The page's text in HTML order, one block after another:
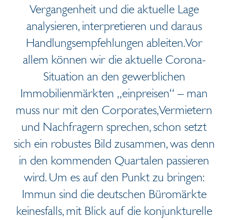
Vergangenheit und die aktuelle Lage
analysieren, interpretieren und daraus
Handlungsempfehlungen ableiten. Vor
allem können wir die aktuelle Corona-
Situation an den gewerblichen
Immobilienmärkten „einpreisen“ – man
muss nur mit den Corporates, Vermietern
und Nachfragern sprechen, schon setzt
sich ein robustes Bild zusammen, was denn
in den kommenden Quartalen passieren
wird. Um es auf den Punkt zu bringen:
Immun sind die deutschen Büromärkte
keinesfalls, mit Blick auf die konjunkturelle